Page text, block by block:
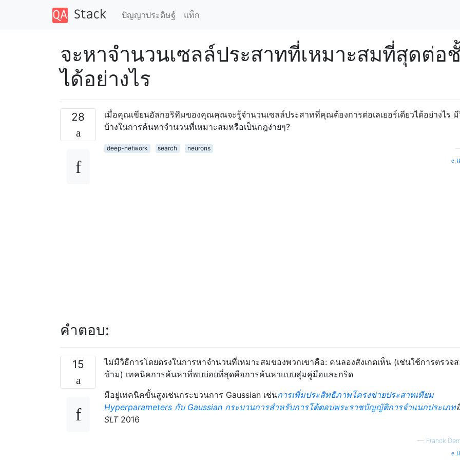
ปัญญาประดิษฐ์ แท็ก
จะหาจำนวนเซลล์ประสาทที่เหมาะสมที่สุดต่อ
ได้อย่างไร
28
เมื่อคุณเขียนอัลกอริทึมของคุณคุณจะรู้จำนวนเซลล์ประสาทที่คุณต้องการต่อเลเยอร์เดียวได้อย่างไร
บ้างในการค้นหาจำนวนที่เหมาะสมหรือเป็นกฎง่ายๆ?
deep-network search neurons
คำตอบ:
15
ไม่มีวิธีการโดยตรงในการหาจำนวนที่เหมาะสมของพวกเขาคือ: คนลองสังเกตเห็น (เช่นใช้การตรวจ
ข้าม) เทคนิคการค้นหาที่พบบ่อยที่สุดคือการค้นหาแบบสุ่มคู่มือและกริด
มีอยู่เทคนิคขั้นสูงเช่นกระบวนการ Gaussian เช่นการเพิ่มประสิทธิภาพโครงข่ายประสาทเทียม
Hyperparameters กับ Gaussian กระบวนการสำหรับการโต้ตอบพระราชบัญญัติการจำแนกประเภท
SLT 2016
— Franck